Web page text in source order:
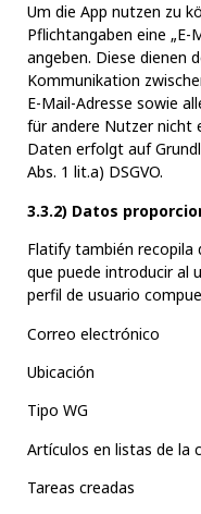
Um die App nutzen zu
Pflichtangaben eine „E-
angeben. Diese dienen
Kommunikation
E-Mail-Adresse sowie
für andere Nutzer nicht
Daten erfolgt auf
Abs. 1 lit.a) DSGVO.
3.3.2) Datos
Flatify también
que puede introducir al
perfil de usuario
Correo electrónico
Ubicación
Tipo WG
Artículos en listas de la
Tareas creadas